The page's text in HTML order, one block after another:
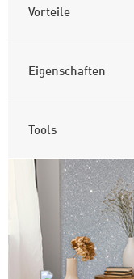
Vorteile
Eigenschaften
Tools